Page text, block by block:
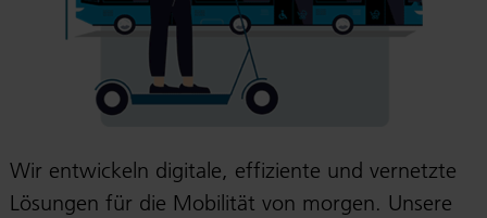
Wir entwickeln digitale, effiziente und vernetzte
Lösungen für die Mobilität von morgen. Unsere